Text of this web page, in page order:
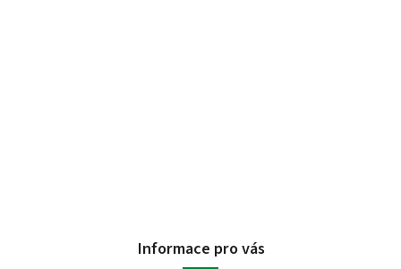
Informace pro vás